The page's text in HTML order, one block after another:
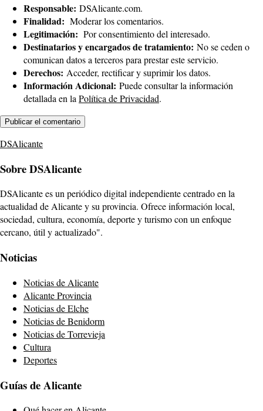
Responsable: DSAlicante.com.
Finalidad: Moderar los comentarios.
Legitimación: Por consentimiento del interesado.
Destinatarios y encargados de tratamiento: No se ceden o
comunican datos a terceros para prestar este servicio.
Derechos: Acceder, rectificar y suprimir los datos.
Información Adicional: Puede consultar la información
detallada en la Política de Privacidad.
DSAlicante
Sobre DSAlicante
DSAlicante es un periódico digital independiente centrado en la
actualidad de Alicante y su provincia. Ofrece información local,
sociedad, cultura, economía, deporte y turismo con un enfoque
cercano, útil y actualizado".
Noticias
Noticias de Alicante
Alicante Provincia
Noticias de Elche
Noticias de Benidorm
Noticias de Torrevieja
Cultura
Deportes
Guías de Alicante